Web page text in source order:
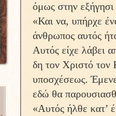
όμως στην
«Και να, υπήρχε
άνθρωπος αυτός
Αυτός είχε λάβει
δη τον Χριστό τον
υποσχέσεως.
εδώ θα
«Αυτός ήλθε κατ’